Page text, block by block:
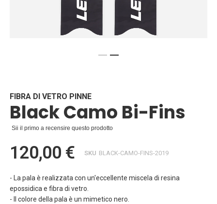
galleria
di
immagini
FIBRA DI VETRO PINNE
Black Camo Bi-Fins
Sii il primo a recensire questo prodotto
120,00 € SKU BLACK-CAMO-FINS-2019
- La pala è realizzata con un'eccellente miscela di resina
epossidica e fibra di vetro.
- Il colore della pala è un mimetico nero.